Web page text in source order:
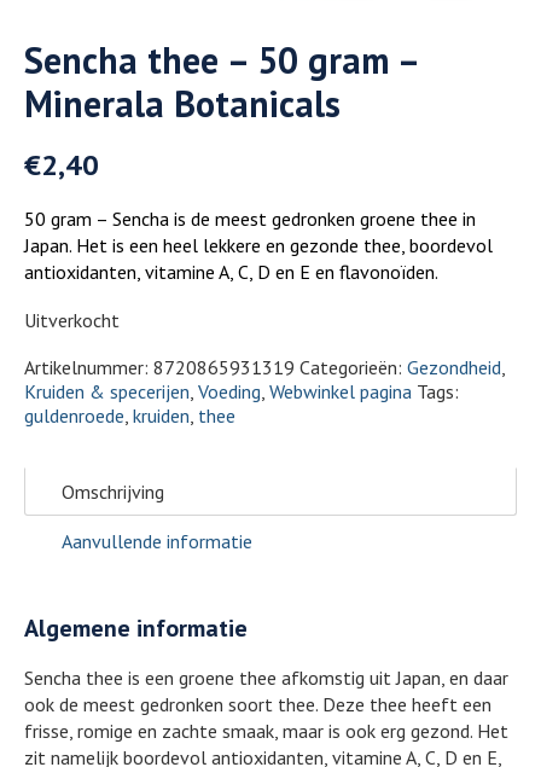
Sencha thee – 50 gram –
Minerala Botanicals
€2,40
50 gram – Sencha is de meest gedronken groene thee in
Japan. Het is een heel lekkere en gezonde thee, boordevol
antioxidanten, vitamine A, C, D en E en flavonoïden.
Uitverkocht
Artikelnummer: 8720865931319 Categorieën: Gezondheid
Kruiden & specerijen Voeding Webwinkel pagina Tags:
guldenroede kruiden thee
Omschrijving
Aanvullende informatie
Algemene informatie
Sencha thee is een groene thee afkomstig uit Japan, en daar
ook de meest gedronken soort thee. Deze thee heeft een
frisse, romige en zachte smaak, maar is ook erg gezond. Het
zit namelijk boordevol antioxidanten, vitamine A, C, D en E,